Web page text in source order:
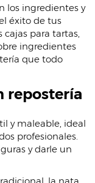
los ingredientes y
éxito de tus
cajas para tartas,
ingredientes
que todo
repostería
y maleable, ideal
profesionales.
y darle un